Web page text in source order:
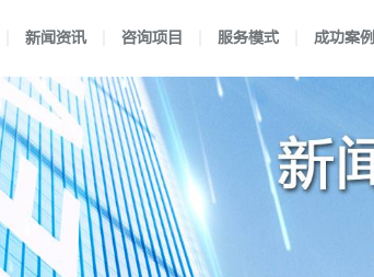
独特优势 企业文化
新闻资讯
新闻动态 前沿资讯
咨询项目
医学实验室认可 国防实验室认可
服务模式
认可流程 合作流程
成功案例
行业案例